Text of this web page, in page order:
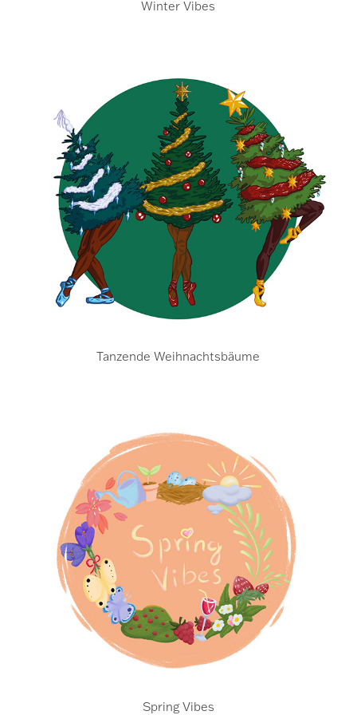
Winter Vibes
Tanzende Weihnachtsbäume
Spring Vibes